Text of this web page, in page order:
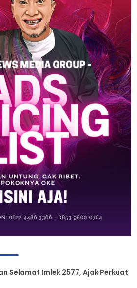
Selamat Imlek 2577, Ajak Perkuat